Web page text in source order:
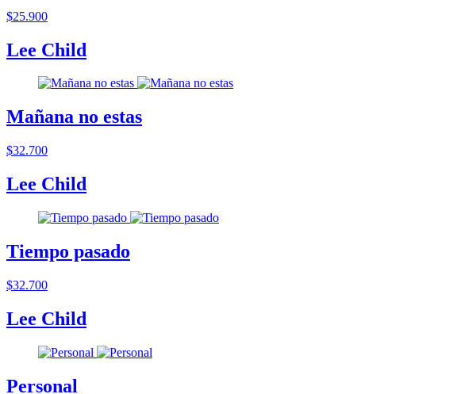
$25.900
Lee Child
Mañana no estas
$32.700
Lee Child
Tiempo pasado
$32.700
Lee Child
Personal